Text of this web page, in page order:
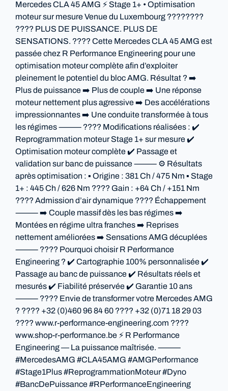
Mercedes CLA 45 AMG ⚡ Stage 1+ • Optimisation
moteur sur mesure Venue du Luxembourg ????????
???? PLUS DE PUISSANCE. PLUS DE
SENSATIONS. ???? Cette Mercedes CLA 45 AMG est
passée chez R Performance Engineering pour une
optimisation moteur complète afin d’exploiter
pleinement le potentiel du bloc AMG. Résultat ? ➡️
Plus de puissance ➡️ Plus de couple ➡️ Une réponse
moteur nettement plus agressive ➡️ Des accélérations
impressionnantes ➡️ Une conduite transformée à tous
les régimes ⸻ ???? Modifications réalisées : ✔️
Reprogrammation moteur Stage 1+ sur mesure ✔️
Optimisation moteur complète ✔️ Passage et
validation sur banc de puissance ⸻ ⚙️ Résultats
après optimisation : ▪️ Origine : 381 Ch / 475 Nm ▪️ Stage
1+ : 445 Ch / 626 Nm ???? Gain : +64 Ch / +151 Nm
???? Admission d’air dynamique ???? Échappement
⸻ ➡️ Couple massif dès les bas régimes ➡️
Montées en régime ultra franches ➡️ Reprises
nettement améliorées ➡️ Sensations AMG décuplées
⸻ ????️ Pourquoi choisir R Performance
Engineering ? ✔️ Cartographie 100% personnalisée ✔️
Passage au banc de puissance ✔️ Résultats réels et
mesurés ✔️ Fiabilité préservée ✔️ Garantie 10 ans
⸻ ???? Envie de transformer votre Mercedes AMG
? ???? +32 (0)460 96 84 60 ???? +32 (0)71 18 29 03
???? www.r-performance-engineering.com ????
www.shop-r-performance.be ⚡ R Performance
Engineering — La puissance maîtrisée. ⸻
#MercedesAMG #CLA45AMG #AMGPerformance
#Stage1Plus #ReprogrammationMoteur #Dyno
#BancDePuissance #RPerformanceEngineering